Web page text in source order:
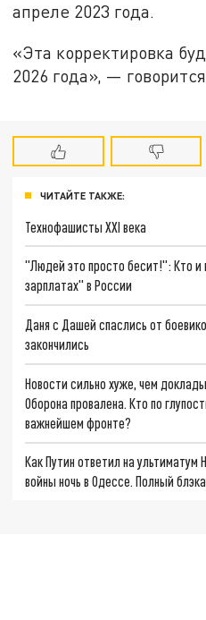
апреле 2023 года.
«Эта корректировка
2026 года», —
ЧИТАЙТЕ ТАКЖЕ:
Технофашисты XXI века
"Людей это просто бесит!": Кто и
зарплатах" в России
Даня с Дашей спаслись от
закончились
Новости сильно хуже, чем
Оборона провалена. Кто по
важнейшем фронте?
Как Путин ответил на ультиматум
войны ночь в Одессе. Полный